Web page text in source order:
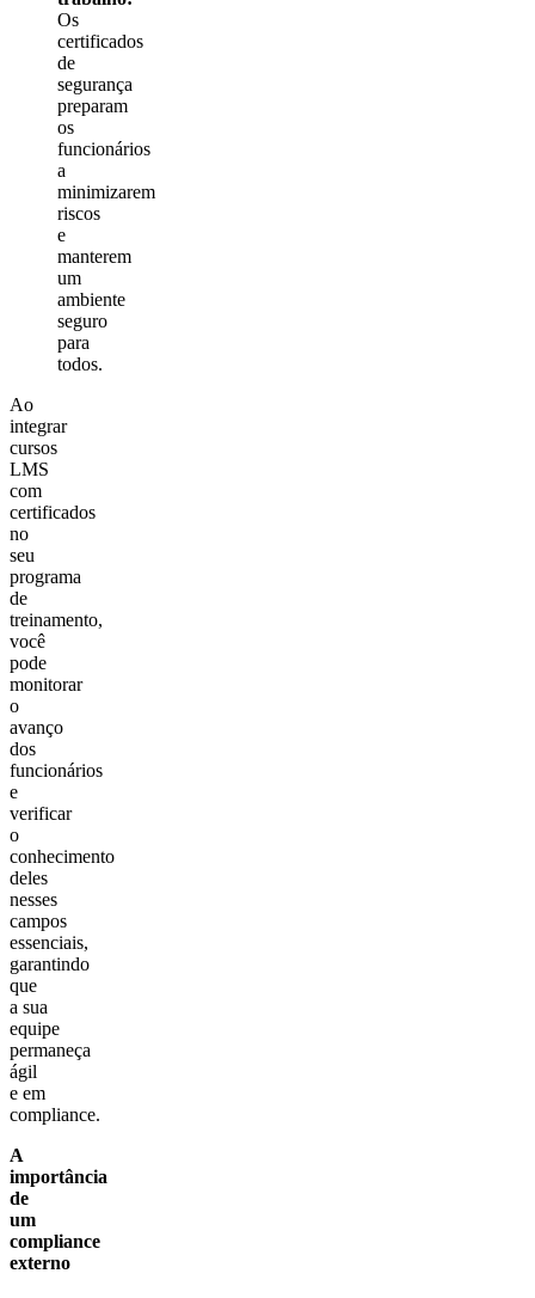
Os
certificados
de
segurança
preparam
os
funcionários
a
minimizarem
riscos
e
manterem
um
ambiente
seguro
para
todos.
Ao
integrar
cursos
LMS
com
certificados
no
seu
programa
de
treinamento,
você
pode
monitorar
o
avanço
dos
funcionários
e
verificar
o
conhecimento
deles
nesses
campos
essenciais,
garantindo
que
a sua
equipe
permaneça
ágil
e em
compliance.
A
importância
de
um
compliance
externo